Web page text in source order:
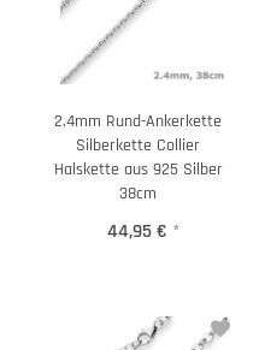
2,4mm Rund-Ankerkette
Silberkette Collier
Halskette aus 925 Silber
38cm
44,95 € *